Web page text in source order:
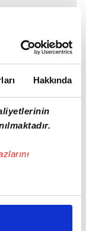
Hakkında
özel
yaparken